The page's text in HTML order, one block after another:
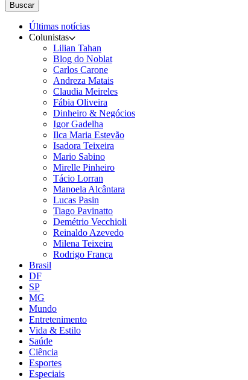
Buscar
Últimas notícias
Colunistas
Lilian Tahan
Blog do Noblat
Carlos Carone
Andreza Matais
Claudia Meireles
Fábia Oliveira
Dinheiro & Negócios
Igor Gadelha
Ilca Maria Estevão
Isadora Teixeira
Mario Sabino
Mirelle Pinheiro
Tácio Lorran
Manoela Alcântara
Lucas Pasin
Tiago Pavinatto
Demétrio Vecchioli
Reinaldo Azevedo
Milena Teixeira
Rodrigo França
Brasil
DF
SP
MG
Mundo
Entretenimento
Vida & Estilo
Saúde
Ciência
Esportes
Especiais